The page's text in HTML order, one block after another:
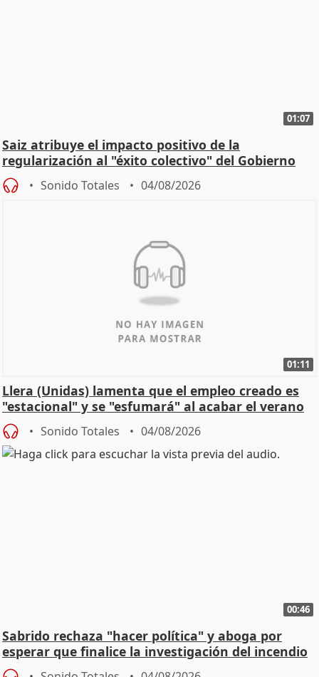
01:07
Saiz atribuye el impacto positivo de la
regularización al "éxito colectivo" del Gobierno
Sonido Totales 04/08/2026
01:11
Llera (Unidas) lamenta que el empleo creado es
"estacional" y se "esfumará" al acabar el verano
Sonido Totales 04/08/2026
00:46
Sabrido rechaza "hacer política" y aboga por
esperar que finalice la investigación del incendio